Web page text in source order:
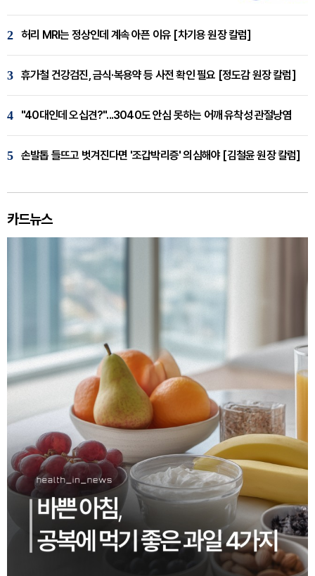
2 허리 MRI는 정상인데 계속 아픈 이유 [차기용 원장 칼럼]
3 휴가철 건강검진, 금식·복용약 등 사전 확인 필요 [정도감 원장 칼럼]
4 "40대인데 오십견?"...3040도 안심 못하는 어깨 유착성 관절낭염
5 손발톱 들뜨고 벗겨진다면 '조갑박리증' 의심해야 [김철윤 원장 칼럼]
카드뉴스